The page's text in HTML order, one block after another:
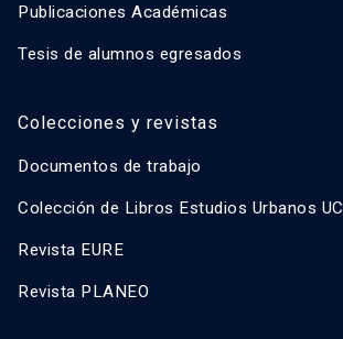
Publicaciones Académicas
Tesis de alumnos egresados
Colecciones y revistas
Documentos de trabajo
Colección de Libros Estudios Urbanos UC
Revista EURE
Revista PLANEO